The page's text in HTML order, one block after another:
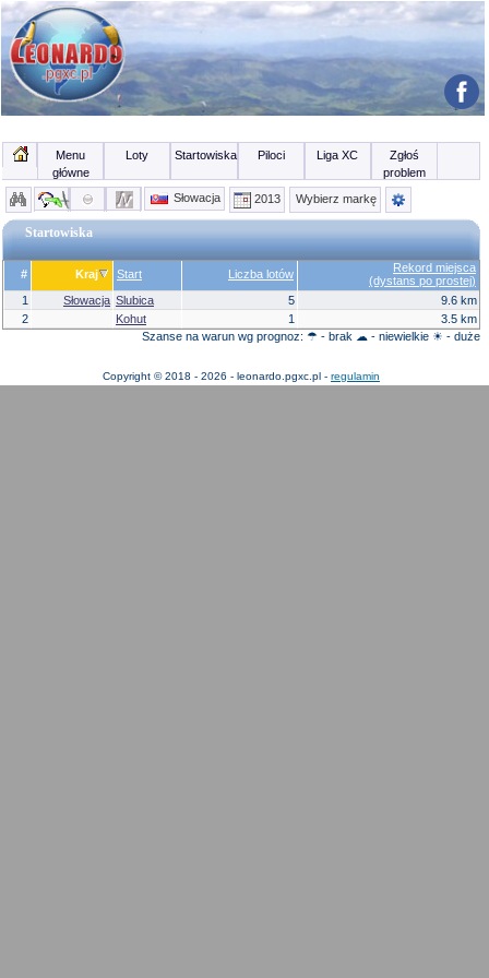
Menu
główne
Loty Startowiska Piloci Liga XC
Zgłoś
problem
Słowacja
2013 Wybierz markę
Startowiska
# Kraj Start Liczba lotów
Rekord miejsca
(dystans po prostej)
1
Słowacja Slubica 5
9.6 km
2
Kohut 1
3.5 km
Szanse na warun wg prognoz: ☂ - brak ☁ - niewielkie ☀ - duże
Copyright © 2018 - 2026 - leonardo.pgxc.pl - regulamin